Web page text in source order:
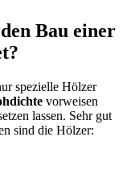
Bau einer
spezielle Hölzer
vorweisen
lassen. Sehr gut
sind die Hölzer: